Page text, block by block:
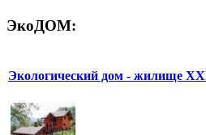
ЭкоДОМ:
Экологический дом - жилище